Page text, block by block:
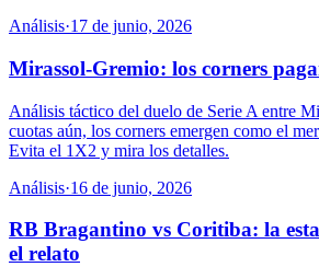
Análisis·17 de junio, 2026
Mirassol-Gremio: los corners
Análisis táctico del duelo de Serie A entre
cuotas aún, los corners emergen como el
Evita el 1X2 y mira los detalles.
Análisis·16 de junio, 2026
RB Bragantino vs Coritiba: la
el relato